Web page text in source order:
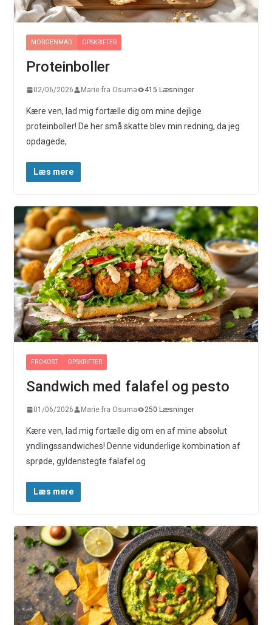
MORGENMAD OPSKRIFTER
Proteinboller
02/06/2026 Marie fra Osuma 415 Læsninger
Kære ven, lad mig fortælle dig om mine dejlige
proteinboller! De her små skatte blev min redning, da jeg
opdagede,
Læs mere
FROKOST OPSKRIFTER
Sandwich med falafel og pesto
01/06/2026 Marie fra Osuma 250 Læsninger
Kære ven, lad mig fortælle dig om en af mine absolut
yndlingssandwiches! Denne vidunderlige kombination af
sprøde, gyldenstegte falafel og
Læs mere